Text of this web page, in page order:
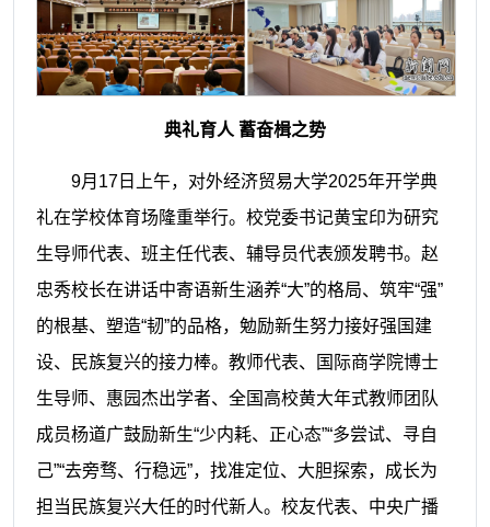
典礼育人 蓄奋楫之势
9月17日上午，对外经济贸易大学2025年开学典
礼在学校体育场隆重举行。校党委书记黄宝印为研究
生导师代表、班主任代表、辅导员代表颁发聘书。赵
忠秀校长在讲话中寄语新生涵养“大”的格局、筑牢“强”
的根基、塑造“韧”的品格，勉励新生努力接好强国建
设、民族复兴的接力棒。教师代表、国际商学院博士
生导师、惠园杰出学者、全国高校黄大年式教师团队
成员杨道广鼓励新生“少内耗、正心态”“多尝试、寻自
己”“去旁骛、行稳远”，找准定位、大胆探索，成长为
担当民族复兴大任的时代新人。校友代表、中央广播